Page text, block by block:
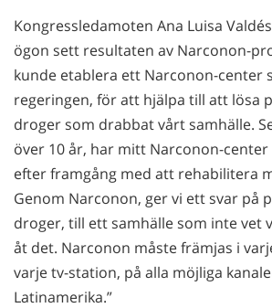
Kongressledamoten Ana Luisa
ögon sett resultaten av Narconon-
kunde etablera ett Narconon-center
regeringen, för att hjälpa till att lösa
droger som drabbat vårt samhälle.
över 10 år, har mitt Narconon-
efter framgång med att rehabilitera
Genom Narconon, ger vi ett svar på
droger, till ett samhälle som inte vet
åt det. Narconon måste främjas i
varje tv-station, på alla möjliga
Latinamerika.”